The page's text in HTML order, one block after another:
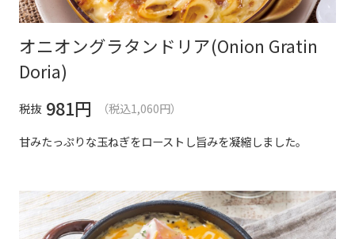
オニオングラタンドリア(Onion Gratin
Doria)
税抜 981円
（税込1,060円）
甘みたっぷりな玉ねぎをローストし旨みを凝縮しました。